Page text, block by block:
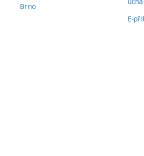
Brno
E-